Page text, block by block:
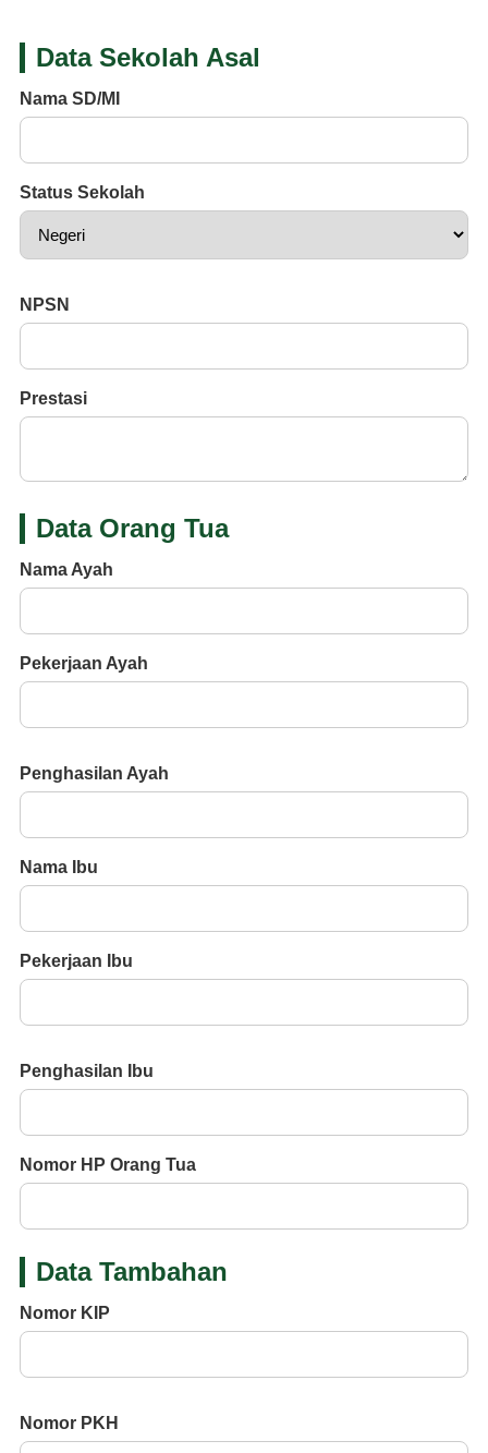
Data Sekolah Asal
Nama SD/MI
Status Sekolah
NPSN
Prestasi
Data Orang Tua
Nama Ayah
Pekerjaan Ayah
Penghasilan Ayah
Nama Ibu
Pekerjaan Ibu
Penghasilan Ibu
Nomor HP Orang Tua
Data Tambahan
Nomor KIP
Nomor PKH